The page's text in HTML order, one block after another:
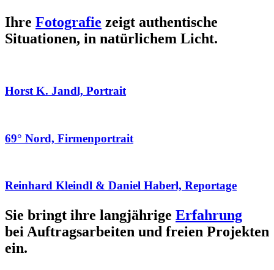
Ihre Fotografie zeigt authentische
Situationen, in natürlichem Licht.
Horst K. Jandl, Portrait
69° Nord, Firmenportrait
Reinhard Kleindl & Daniel Haberl, Reportage
Sie bringt ihre langjährige Erfahrung
bei Auftragsarbeiten und freien Projekten
ein.